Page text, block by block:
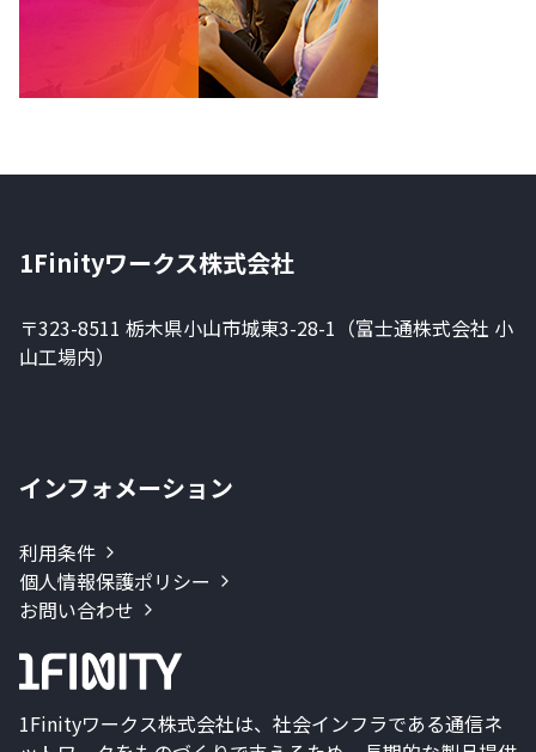
1Finityワークス株式会社
〒323-8511 栃木県小山市城東3-28-1（富士通株式会社 小
山工場内）
インフォメーション
利用条件
個人情報保護ポリシー
お問い合わせ
1Finityワークス株式会社は、社会インフラである通信ネ